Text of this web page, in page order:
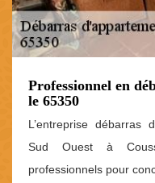
Professionnel en
le 65350
L’entreprise débarras
Sud Ouest à
professionnels pour